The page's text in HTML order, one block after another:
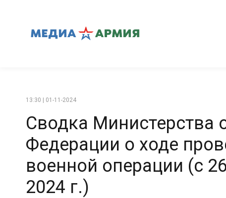
13:30 | 01-11-2024
Сводка Министерства
Федерации о ходе
военной операции (с
2024 г.)